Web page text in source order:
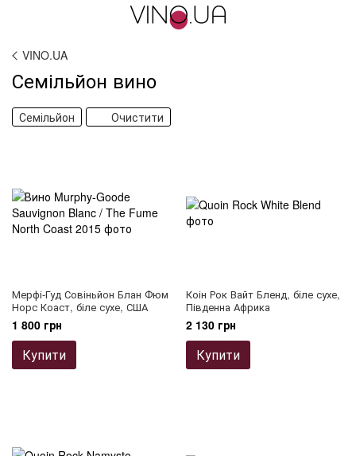
VINO.UA
Семільйон вино
Семільйон Очистити
Мерфі-Гуд Совіньйон Блан Фюм
Норс Коаст, біле сухе, США
1 800 грн
Купити
Коін Рок Вайт Бленд, біле сухе,
Південна Африка
2 130 грн
Купити